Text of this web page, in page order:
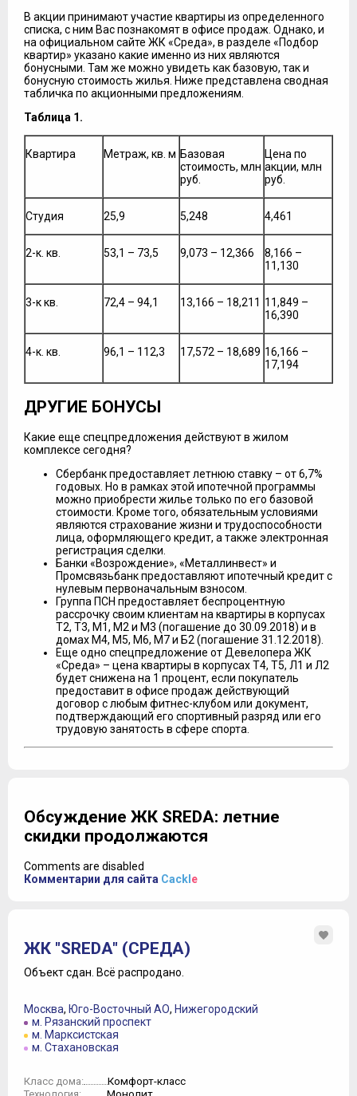
В акции принимают участие квартиры из определенного
списка, с ним Вас познакомят в офисе продаж. Однако, и
на официальном сайте ЖК «Среда», в разделе «Подбор
квартир» указано какие именно из них являются
бонусными. Там же можно увидеть как базовую, так и
бонусную стоимость жилья. Ниже представлена сводная
табличка по акционными предложениям.
Таблица 1.
Квартира Метраж, кв. м Базовая
стоимость, млн
руб.
Цена по
акции, млн
руб.
Студия 25,9 5,248 4,461
2-к. кв. 53,1 – 73,5 9,073 – 12,366
8,166 –
11,130
3-к кв. 72,4 – 94,1 13,166 – 18,211 11,849 –
16,390
4-к. кв. 96,1 – 112,3 17,572 – 18,689 16,166 –
17,194
ДРУГИЕ БОНУСЫ
Какие еще спецпредложения действуют в жилом
комплексе сегодня?
Сбербанк предоставляет летнюю ставку – от 6,7%
годовых. Но в рамках этой ипотечной программы
можно приобрести жилье только по его базовой
стоимости. Кроме того, обязательным условиями
являются страхование жизни и трудоспособности
лица, оформляющего кредит, а также электронная
регистрация сделки.
Банки «Возрождение», «Металлинвест» и
Промсвязьбанк предоставляют ипотечный кредит с
нулевым первоначальным взносом.
Группа ПСН предоставляет беспроцентную
рассрочку своим клиентам на квартиры в корпусах
Т2, Т3, М1, М2 и М3 (погашение до 30.09.2018) и в
домах М4, М5, М6, М7 и Б2 (погашение 31.12.2018).
Еще одно спецпредложение от Девелопера ЖК
«Среда» – цена квартиры в корпусах Т4, Т5, Л1 и Л2
будет снижена на 1 процент, если покупатель
предоставит в офисе продаж действующий
договор с любым фитнес-клубом или документ,
подтверждающий его спортивный разряд или его
трудовую занятость в сфере спорта.
Обсуждение ЖК SREDA: летние
скидки продолжаются
Comments are disabled
Комментарии для сайта Cackle
ЖК "SREDA" (СРЕДА)
Объект сдан. Всё распродано.
Москва, Юго-Восточный АО, Нижегородский
м. Рязанский проспект
м. Марксистская
м. Стахановская
Класс дома: Комфорт-класс